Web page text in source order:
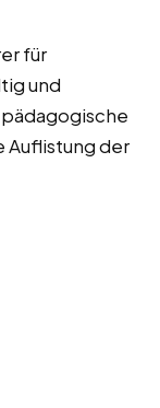
für
und
Auflistung der